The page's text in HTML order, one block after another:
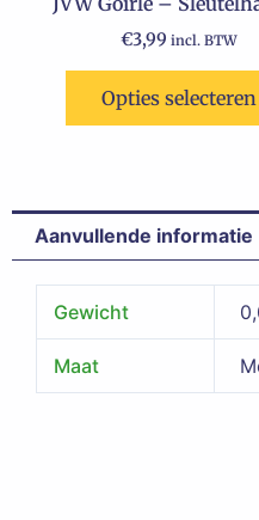
€3,99 incl. BTW
Opties selecteren
Aanvullende informatie
Gewicht
Maat